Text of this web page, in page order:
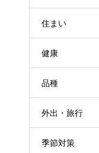
住まい
健康
品種
外出・旅行
季節対策